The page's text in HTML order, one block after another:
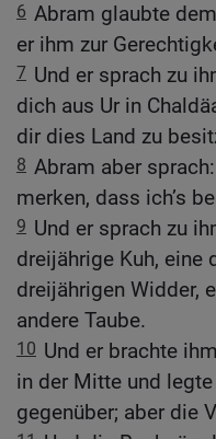
6 Abram glaubte
er ihm zur
7 Und er sprach zu
dich aus Ur in
dir dies Land zu
8 Abram aber
merken, dass ich’s
9 Und er sprach zu
dreijährige Kuh, eine
dreijährigen Widder,
andere Taube.
10 Und er brachte
in der Mitte und
gegenüber; aber die